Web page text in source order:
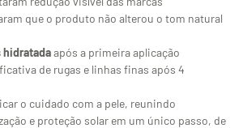
que o produto não alterou o tom natural
hidratadaapós a primeira aplicação
de rugas e linhas finas após 4
o cuidado com a pele, reunindo
e proteção solar em um único passo, de